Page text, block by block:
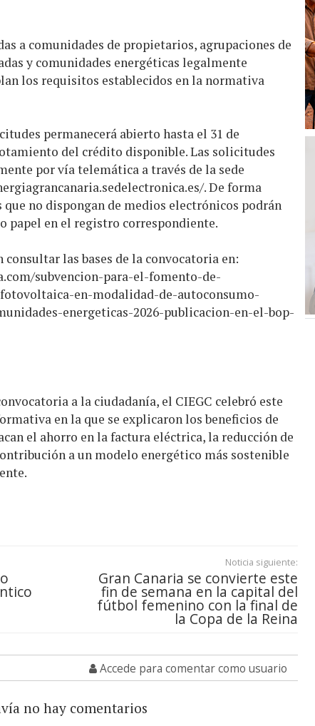
a comunidades de propietarios, agrupaciones de
y comunidades energéticas legalmente
los requisitos establecidos en la normativa
permanecerá abierto hasta el 31 de
del crédito disponible. Las solicitudes
por vía telemática a través de la sede
. De forma
que no dispongan de medios electrónicos podrán
papel en el registro correspondiente.
las bases de la convocatoria en:
subvencion-para-el-fomento-de-
en-modalidad-de-autoconsumo-
energeticas-2026-publicacion-en-el-bop-
a la ciudadanía, el CIEGC celebró este
en la que se explicaron los beneficios de
el ahorro en la factura eléctrica, la reducción de
a un modelo energético más sostenible
el medio ambiente.
Noticia siguiente:
Gran Canaria se convierte este
fin de semana en la capital del
fútbol femenino con la final de
la Copa de la Reina
Accede para comentar como usuario
no hay comentarios